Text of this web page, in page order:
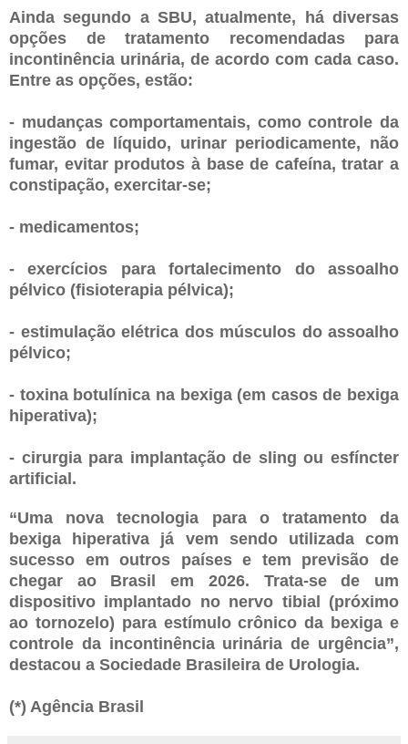
Ainda segundo a SBU, atualmente, há diversas
opções de tratamento recomendadas para
incontinência urinária, de acordo com cada caso.
Entre as opções, estão:
- mudanças comportamentais, como controle da
ingestão de líquido, urinar periodicamente, não
fumar, evitar produtos à base de cafeína, tratar a
constipação, exercitar-se;
- medicamentos;
- exercícios para fortalecimento do assoalho
pélvico (fisioterapia pélvica);
- estimulação elétrica dos músculos do assoalho
pélvico;
- toxina botulínica na bexiga (em casos de bexiga
hiperativa);
- cirurgia para implantação de sling ou esfíncter
artificial.
“Uma nova tecnologia para o tratamento da
bexiga hiperativa já vem sendo utilizada com
sucesso em outros países e tem previsão de
chegar ao Brasil em 2026. Trata-se de um
dispositivo implantado no nervo tibial (próximo
ao tornozelo) para estímulo crônico da bexiga e
controle da incontinência urinária de urgência”,
destacou a Sociedade Brasileira de Urologia.
(*) Agência Brasil